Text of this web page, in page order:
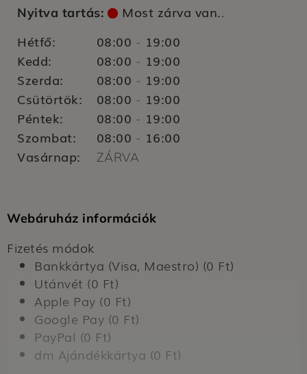
Nyitva tartás: Most zárva van..
Hétfő: 08:00 - 19:00
Kedd:
08:00 - 19:00
Szerda:
08:00 - 19:00
Csütörtök:
08:00 - 19:00
Péntek:
08:00 - 19:00
Szombat:
08:00 - 16:00
Vasárnap:
ZÁRVA
Webáruház információk
Fizetés módok
Bankkártya (Visa, Maestro) (0 Ft)
Utánvét (0 Ft)
Apple Pay (0 Ft)
Google Pay (0 Ft)
PayPal (0 Ft)
dm Ajándékkártya (0 Ft)